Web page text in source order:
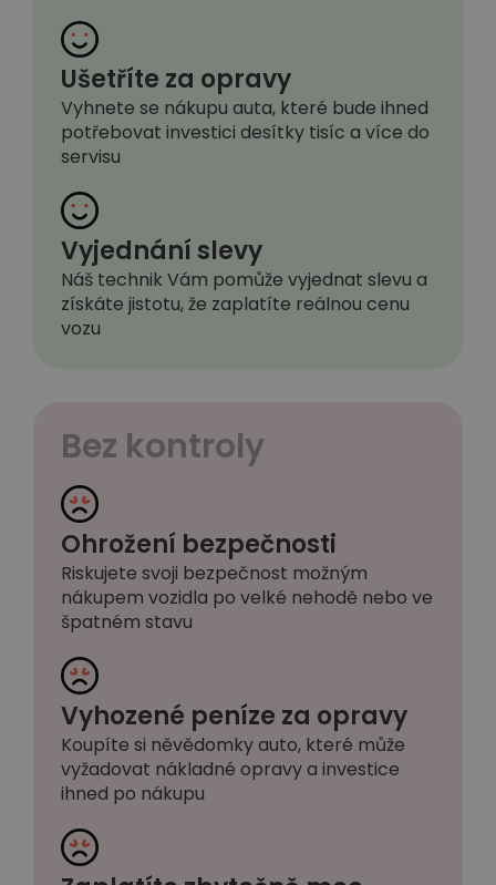
Ušetříte za opravy
Vyhnete se nákupu auta, které bude ihned
potřebovat investici desítky tisíc a více do
servisu
Vyjednání slevy
Náš technik Vám pomůže vyjednat slevu a
získáte jistotu, že zaplatíte reálnou cenu
vozu
Bez kontroly
Ohrožení bezpečnosti
Riskujete svoji bezpečnost možným
nákupem vozidla po velké nehodě nebo ve
špatném stavu
Vyhozené peníze za opravy
Koupíte si něvědomky auto, které může
vyžadovat nákladné opravy a investice
ihned po nákupu